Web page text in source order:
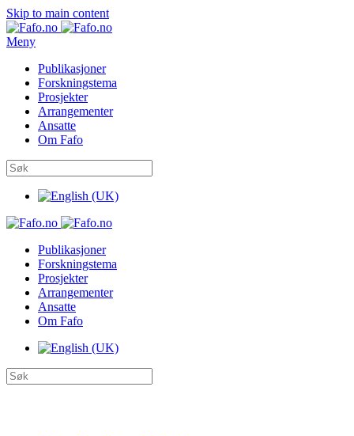
Skip to main content
Meny
Publikasjoner
Forskningstema
Prosjekter
Arrangementer
Ansatte
Om Fafo
Publikasjoner
Forskningstema
Prosjekter
Arrangementer
Ansatte
Om Fafo